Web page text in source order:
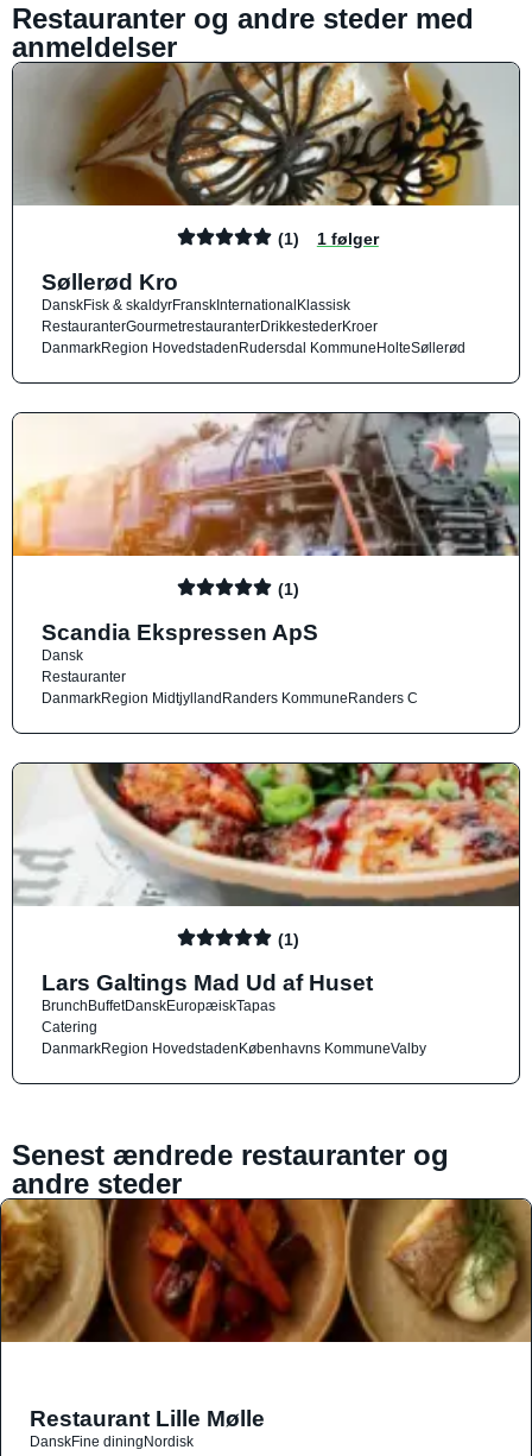
Restauranter og andre steder med
anmeldelser
(1) 1 følger
Søllerød Kro
DanskFisk & skaldyrFranskInternationalKlassisk
RestauranterGourmetrestauranterDrikkestederKroer
DanmarkRegion HovedstadenRudersdal KommuneHolteSøllerød
(1)
Scandia Ekspressen ApS
Dansk
Restauranter
DanmarkRegion MidtjyllandRanders KommuneRanders C
(1)
Lars Galtings Mad Ud af Huset
BrunchBuffetDanskEuropæiskTapas
Catering
DanmarkRegion HovedstadenKøbenhavns KommuneValby
Senest ændrede restauranter og
andre steder
Restaurant Lille Mølle
DanskFine diningNordisk